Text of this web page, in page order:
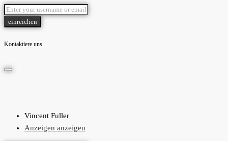
einreichen
Kontaktiere uns
Vincent Fuller
Anzeigen anzeigen